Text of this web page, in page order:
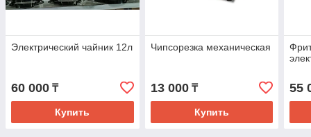
Электрический чайник 12л
60 000 ₸
Купить
Чипсорезка механическая
13 000₸
Купить
55